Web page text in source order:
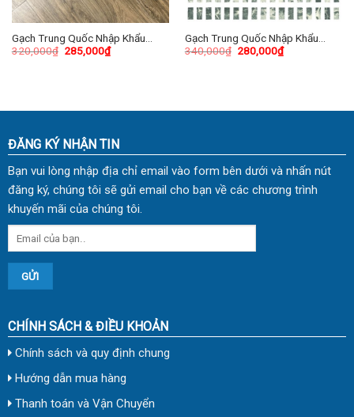
Gạch Trung Quốc Nhập Khẩu
40×80 (cm) TDTQ-HA01
320,000₫ 285,000₫
Gạch Trung Quốc Nhập Khẩu
60×60 (cm) TDTQ-HN05
340,000₫ 280,000₫
ĐĂNG KÝ NHẬN TIN
Bạn vui lòng nhập địa chỉ email vào form bên dưới và nhấn nút
đăng ký, chúng tôi sẽ gửi email cho bạn về các chương trình
khuyến mãi của chúng tôi.
CHÍNH SÁCH & ĐIỀU KHOẢN
Chính sách và quy định chung
Hướng dẫn mua hàng
Thanh toán và Vận Chuyển